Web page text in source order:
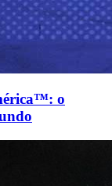
o